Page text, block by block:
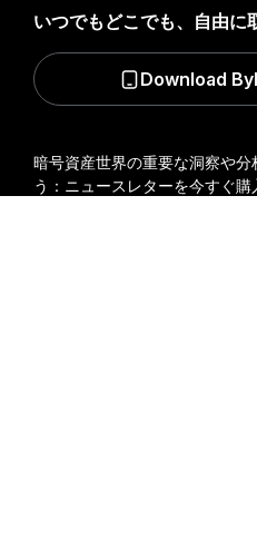
暗号資産世界の重要な洞察や
う：ニュースレターを今すぐ購
いつでもどこでも、自由に
Download
20ドル相当の特典ゲット
新規登録＆取引で20ドル相当の獲